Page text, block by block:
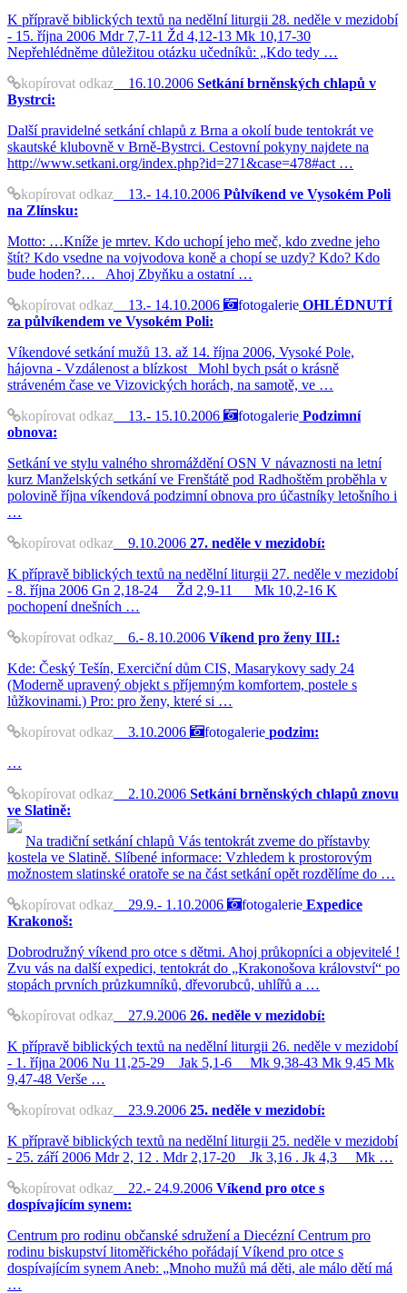
K přípravě biblických textů na nedělní liturgii 28. neděle v mezidobí
- 15. října 2006 Mdr 7,7-11 Žd 4,12-13 Mk 10,17-30
Nepřehlédněme důležitou otázku učedníků: „Kdo tedy …
kopírovat odkaz 16.10.2006 Setkání brněnských chlapů v
Bystrci:
Další pravidelné setkání chlapů z Brna a okolí bude tentokrát ve
skautské klubovně v Brně-Bystrci. Cestovní pokyny najdete na
http://www.setkani.org/index.php?id=271&case=478#act …
kopírovat odkaz 13.- 14.10.2006 Půlvíkend ve Vysokém Poli
na Zlínsku:
Motto: …Kníže je mrtev. Kdo uchopí jeho meč, kdo zvedne jeho
štít? Kdo vsedne na vojvodova koně a chopí se uzdy? Kdo? Kdo
bude hoden?… Ahoj Zbyňku a ostatní …
kopírovat odkaz 13.- 14.10.2006 fotogalerie OHLÉDNUTÍ
za půlvíkendem ve Vysokém Poli:
Víkendové setkání mužů 13. až 14. října 2006, Vysoké Pole,
hájovna - Vzdálenost a blízkost Mohl bych psát o krásně
stráveném čase ve Vizovických horách, na samotě, ve …
kopírovat odkaz 13.- 15.10.2006 fotogalerie Podzimní
obnova:
Setkání ve stylu valného shromáždění OSN V návaznosti na letní
kurz Manželských setkání ve Frenštátě pod Radhoštěm proběhla v
polovině října víkendová podzimní obnova pro účastníky letošního i
…
kopírovat odkaz 9.10.2006 27. neděle v mezidobí:
K přípravě biblických textů na nedělní liturgii 27. neděle v mezidobí
- 8. října 2006 Gn 2,18-24 Žd 2,9-11 Mk 10,2-16 K
pochopení dnešních …
kopírovat odkaz 6.- 8.10.2006 Víkend pro ženy III.:
Kde: Český Tešín, Exerciční dům CIS, Masarykovy sady 24
(Moderně upravený objekt s příjemným komfortem, postele s
lůžkovinami.) Pro: pro ženy, které si …
kopírovat odkaz 3.10.2006 fotogalerie podzim:
…
kopírovat odkaz 2.10.2006 Setkání brněnských chlapů znovu
ve Slatině:
Na tradiční setkání chlapů Vás tentokrát zveme do přístavby
kostela ve Slatině. Slíbené informace: Vzhledem k prostorovým
možnostem slatinské oratoře se na část setkání opět rozdělíme do …
kopírovat odkaz 29.9.- 1.10.2006 fotogalerie Expedice
Krakonoš:
Dobrodružný víkend pro otce s dětmi. Ahoj průkopníci a objevitelé !
Zvu vás na další expedici, tentokrát do „Krakonošova království“ po
stopách prvních průzkumníků, dřevorubců, uhlířů a …
kopírovat odkaz 27.9.2006 26. neděle v mezidobí:
K přípravě biblických textů na nedělní liturgii 26. neděle v mezidobí
- 1. října 2006 Nu 11,25-29 Jak 5,1-6 Mk 9,38-43 Mk 9,45 Mk
9,47-48 Verše …
kopírovat odkaz 23.9.2006 25. neděle v mezidobí:
K přípravě biblických textů na nedělní liturgii 25. neděle v mezidobí
- 25. září 2006 Mdr 2, 12 . Mdr 2,17-20 Jk 3,16 . Jk 4,3 Mk …
kopírovat odkaz 22.- 24.9.2006 Víkend pro otce s
dospívajícím synem:
Centrum pro rodinu občanské sdružení a Diecézní Centrum pro
rodinu biskupství litoměřického pořádají Víkend pro otce s
dospívajícím synem Aneb: „Mnoho mužů má děti, ale málo dětí má
…